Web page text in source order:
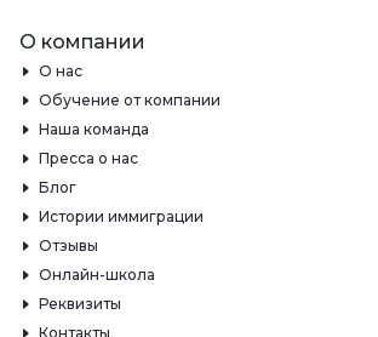
О компании
О нас
Обучение от компании
Наша команда
Пресса о нас
Блог
Истории иммиграции
Отзывы
Онлайн-школа
Реквизиты
Контакты